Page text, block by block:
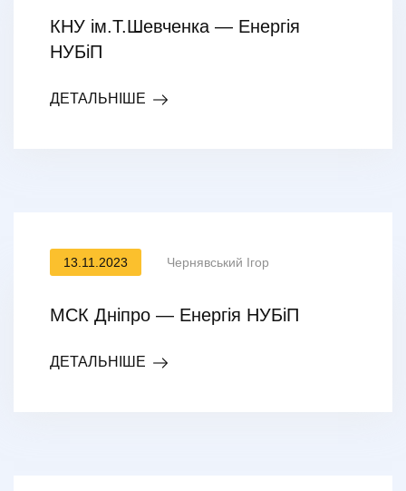
КНУ ім.Т.Шевченка — Енергія
НУБіП
ДЕТАЛЬНІШЕ
13.11.2023 Чернявський Ігор
МСК Дніпро — Енергія НУБіП
ДЕТАЛЬНІШЕ